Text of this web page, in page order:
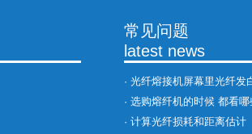
常见问题
latest news
· 光纤熔接机屏幕里光纤发白、
· 选购熔纤机的时候 都看
· 计算光纤损耗和距离估计